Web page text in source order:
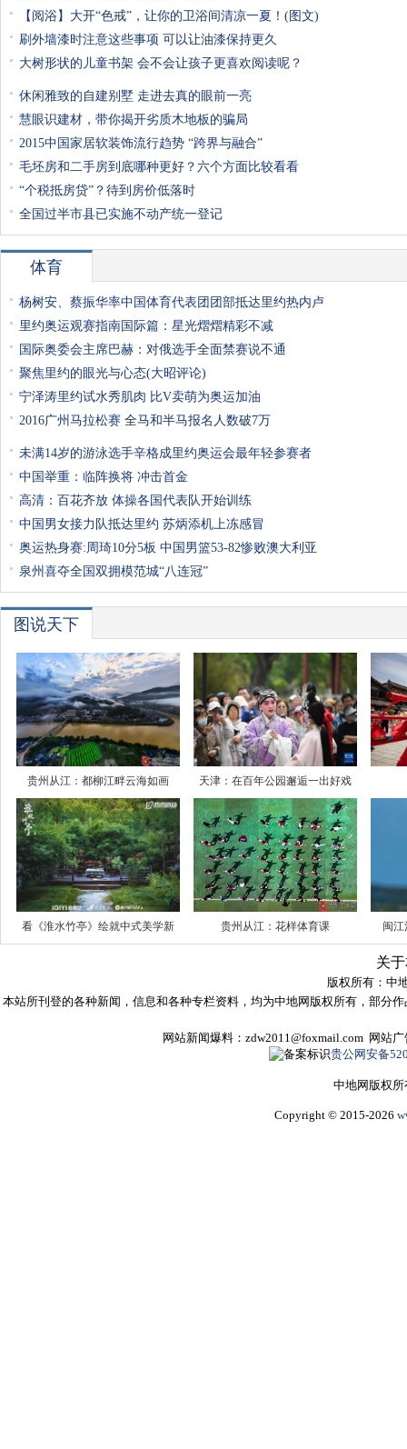
【阅浴】大开“色戒”，让你的卫浴间清凉一夏！(图文)
刷外墙漆时注意这些事项 可以让油漆保持更久
大树形状的儿童书架 会不会让孩子更喜欢阅读呢？
休闲雅致的自建别墅 走进去真的眼前一亮
慧眼识建材，带你揭开劣质木地板的骗局
2015中国家居软装饰流行趋势 “跨界与融合”
毛坯房和二手房到底哪种更好？六个方面比较看看
“个税抵房贷”？待到房价低落时
全国过半市县已实施不动产统一登记
体育
杨树安、蔡振华率中国体育代表团团部抵达里约热内卢
里约奥运观赛指南国际篇：星光熠熠精彩不减
国际奥委会主席巴赫：对俄选手全面禁赛说不通
聚焦里约的眼光与心态(大昭评论)
宁泽涛里约试水秀肌肉 比V卖萌为奥运加油
2016广州马拉松赛 全马和半马报名人数破7万
未满14岁的游泳选手辛格成里约奥运会最年轻参赛者
中国举重：临阵换将 冲击首金
高清：百花齐放 体操各国代表队开始训练
中国男女接力队抵达里约 苏炳添机上冻感冒
奥运热身赛:周琦10分5板 中国男篮53-82惨败澳大利亚
泉州喜夺全国双拥模范城“八连冠”
图说天下
贵州从江：都柳江畔云海如画 天津：在百年公园邂逅一出好戏
看《淮水竹亭》绘就中式美学新 贵州从江：花样体育课 闽江
关
版权所有： 中
本站所刊登的各种新闻，信息和各种专栏资料，均为中地网版权所有，部分
网站新闻爆料：zdw2011@foxmail.com 网站
贵公网安备
中地网版权
Copyright © 2015-2026